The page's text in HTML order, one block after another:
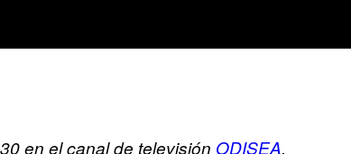
en el canal de televisión ODISEA.